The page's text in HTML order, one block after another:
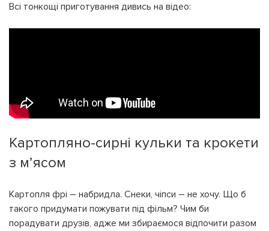
Всі тонкощі приготування дивись на відео:
Картопляно-сирні кульки та крокети
з м’ясом
Картопля фрі – набридла. Снеки, чіпси – не хочу. Що б
такого придумати пожувати під фільм? Чим би
порадувати друзів, адже ми збираємося відпочити разом